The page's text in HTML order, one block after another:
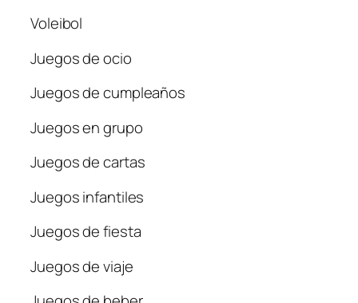
Voleibol
Juegos de ocio
Juegos de cumpleaños
Juegos en grupo
Juegos de cartas
Juegos infantiles
Juegos de fiesta
Juegos de viaje